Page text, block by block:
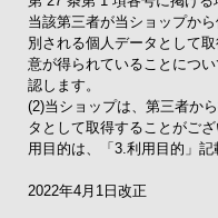
当該第三者が当ショップか
別される個人データとして
意が得られていることにつ
認します。
(2)当ショップは、第三者か
タとして取得することがご
用目的は、「3.利用目的」記
2022年4月1日改正